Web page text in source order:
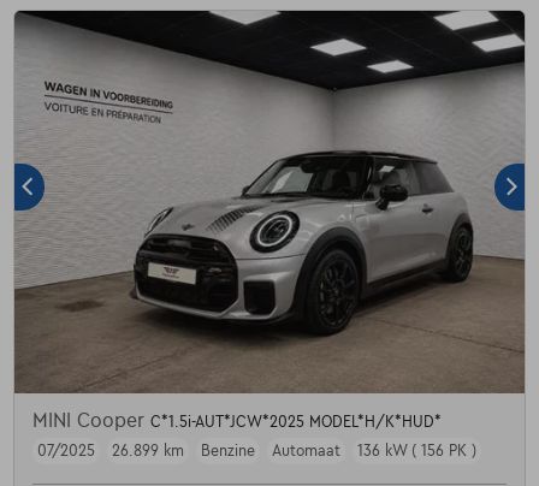
MINI Cooper C*1.5i-AUT*JCW*2025 MODEL*H/K*HUD*
07/2025
26.899 km Benzine Automaat 136 kW ( 156 PK )